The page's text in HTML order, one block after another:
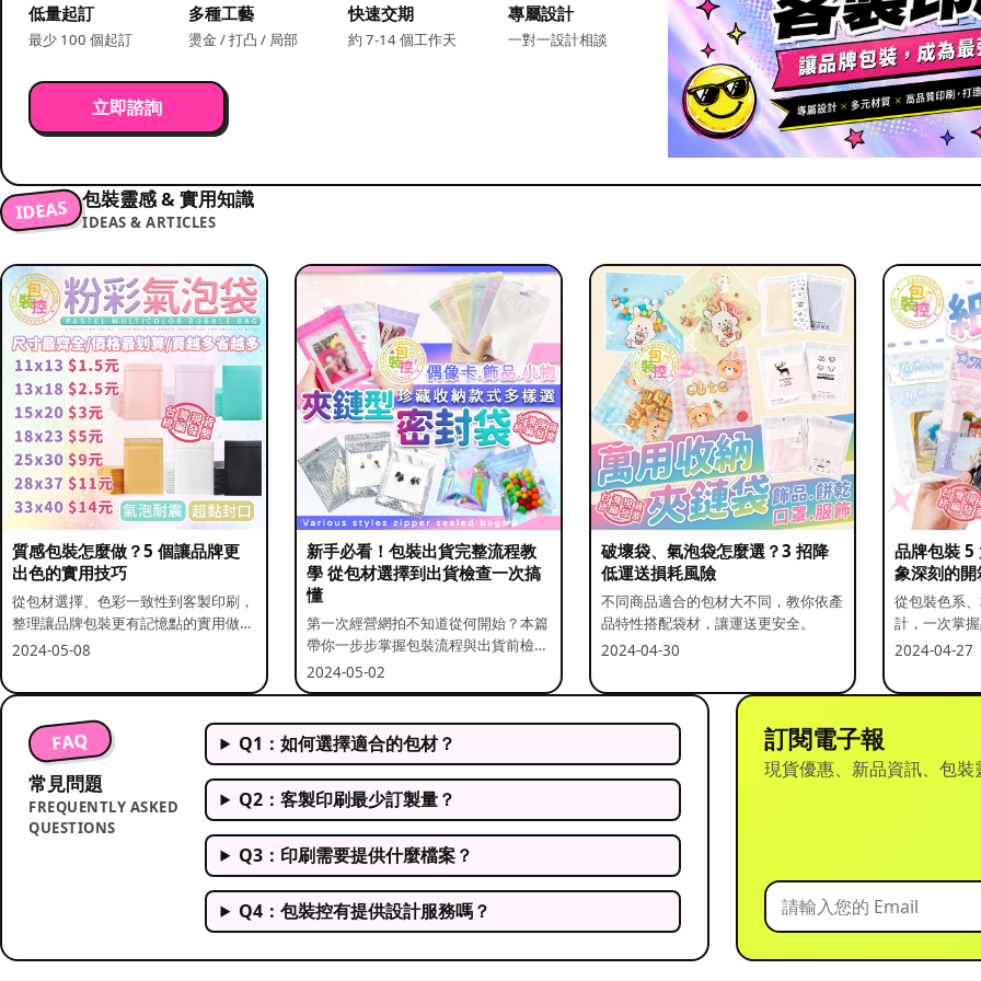
低量起訂
最少 100 個起訂
多種工藝
燙金 / 打凸 / 局部
快速交期
約 7-14 個工作天
專屬設計
一對一設計相談
立即諮詢
IDEAS 包裝靈感 & 實用知識
IDEAS & ARTICLES
質感包裝怎麼做？5 個讓品牌更
出色的實用技巧
從包材選擇、色彩一致性到客製印刷，
整理讓品牌包裝更有記憶點的實用做
法。
2024-05-08
新手必看！包裝出貨完整流程教
學 從包材選擇到出貨檢查一次搞
懂
第一次經營網拍不知道從何開始？本篇
帶你一步步掌握包裝流程與出貨前檢查
重點。
2024-05-02
破壞袋、氣泡袋怎麼選？3 招降
低運送損耗風險
不同商品適合的包材大不同，教你依產
品特性搭配袋材，讓運送更安全。
2024-04-30
品牌包裝 5
象深刻的
從包裝色系
計，一次掌
2024-04-27
FAQ
常見問題
FREQUENTLY ASKED
QUESTIONS
Q1：如何選擇適合的包材？
Q2：客製印刷最少訂製量？
Q3：印刷需要提供什麼檔案？
Q4：包裝控有提供設計服務嗎？
訂閱電子報
現貨優惠、新品資訊、包裝